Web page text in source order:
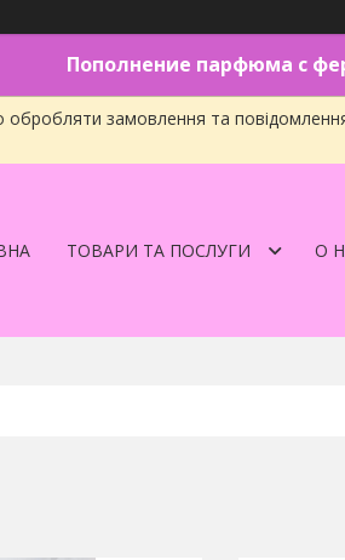
Пополнение парфюма с
замовлення та
ТОВАРИ ТА ПОСЛУГИ О